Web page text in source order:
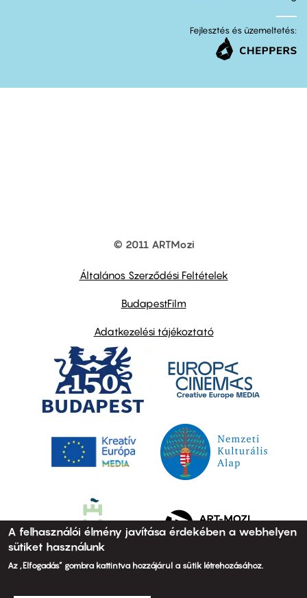
Fejlesztés és üzemeltetés:
© 2011 ARTMozi
Általános Szerződési Feltételek
BudapestFilm
Adatkezelési tájékoztató
A felhasználói élmény javítása érdekében a webhelyen
sütiket használunk
Az „Elfogadás” gombra kattintva hozzájárul a sütik létrehozásához.